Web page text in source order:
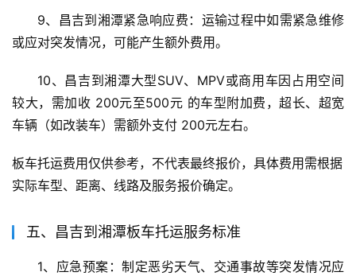
9、昌吉到湘潭紧急响应费：运输过程中如需紧急维修
或应对突发情况，可能产生额外费用。
10、昌吉到湘潭大型SUV、MPV或商用车因占用空间
较大，需加收 200元至500元 的车型附加费，超长、超宽
车辆（如改装车）需额外支付 200元左右。
板车托运费用仅供参考，不代表最终报价，具体费用需根据
实际车型、距离、线路及服务报价确定。
五、昌吉到湘潭板车托运服务标准
1、应急预案：制定恶劣天气、交通事故等突发情况应